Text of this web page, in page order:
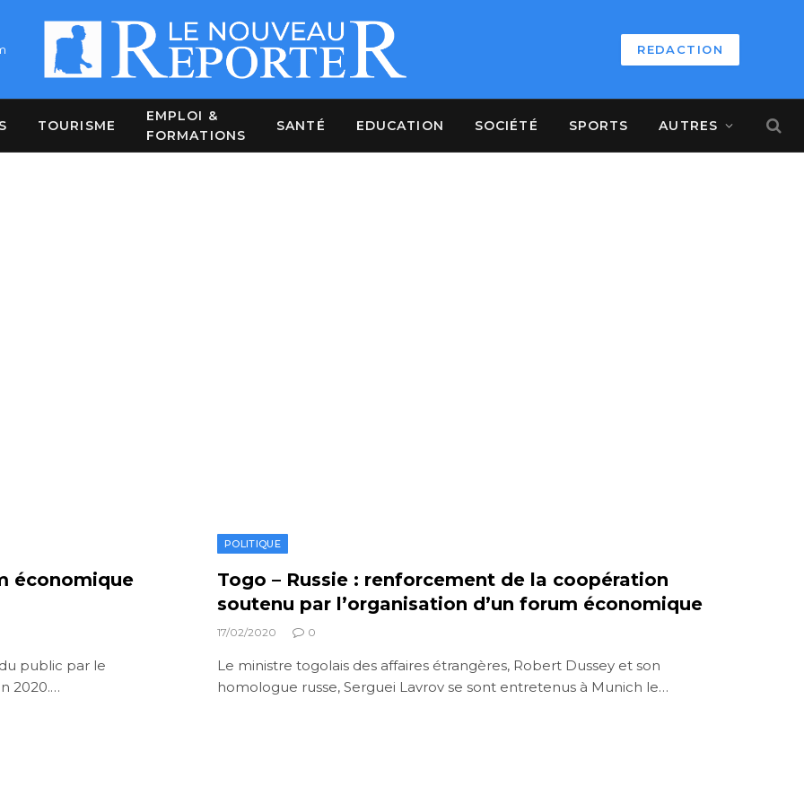
REDACTION
TOURISME
EMPLOI &
FORMATIONS
SANTÉ EDUCATION SOCIÉTÉ SPORTS AUTRES
économique
public par le
2020.…
POLITIQUE
Togo – Russie : renforcement de la coopération
soutenu par l’organisation d’un forum économique
17/02/2020 0
Le ministre togolais des affaires étrangères, Robert Dussey et son
homologue russe, Serguei Lavrov se sont entretenus à Munich le…